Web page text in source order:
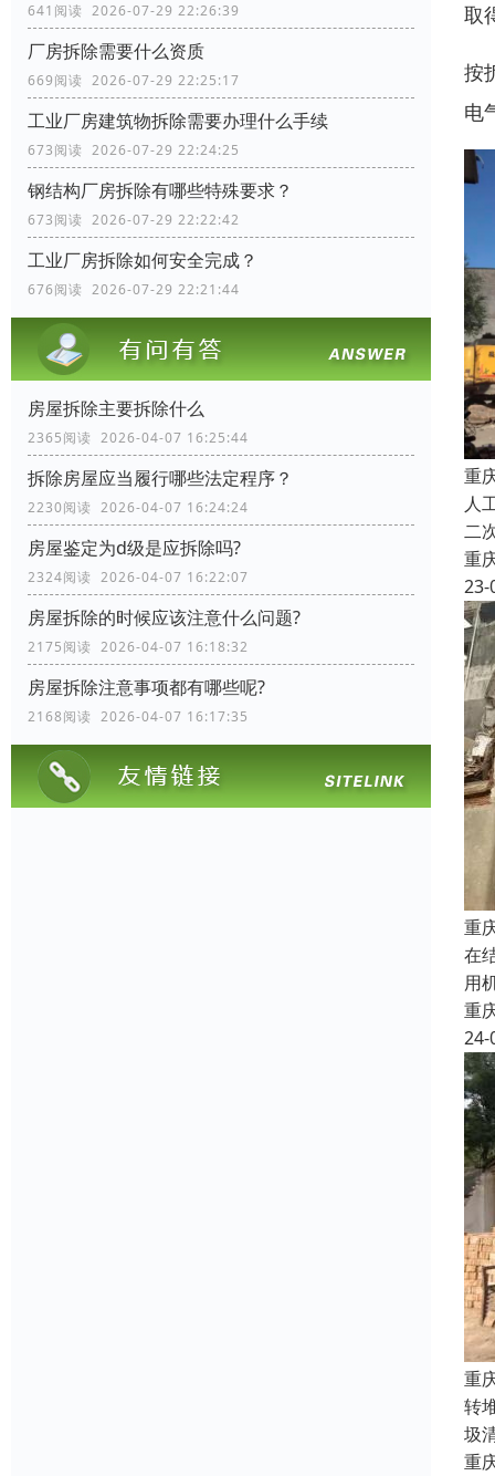
641阅读 2026-07-29 22:26:39
厂房拆除需要什么资质
669阅读 2026-07-29 22:25:17
工业厂房建筑物拆除需要办理什么手续
673阅读 2026-07-29 22:24:25
钢结构厂房拆除有哪些特殊要求？
673阅读 2026-07-29 22:22:42
工业厂房拆除如何安全完成？
676阅读 2026-07-29 22:21:44
房屋拆除主要拆除什么
2365阅读 2026-04-07 16:25:44
拆除房屋应当履行哪些法定程序？
2230阅读 2026-04-07 16:24:24
房屋鉴定为d级是应拆除吗?
2324阅读 2026-04-07 16:22:07
房屋拆除的时候应该注意什么问题?
2175阅读 2026-04-07 16:18:32
房屋拆除注意事项都有哪些呢?
2168阅读 2026-04-07 16:17:35
取
按
电
重
人
二
重
23-
重
在
用
重
24-
重
转
圾
重